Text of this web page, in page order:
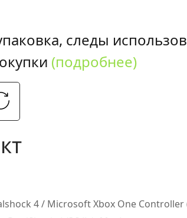
следы
(подробнее)
4 / Microsoft Xbox One Controller